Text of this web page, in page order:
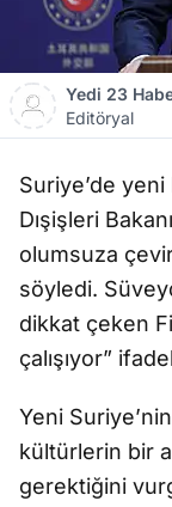
Yedi 23
Editöryal
Suriye’de yeni
Dışişleri
olumsuza
söyledi.
dikkat çeken
çalışıyor”
Yeni
kültürlerin bir
gerektiğini